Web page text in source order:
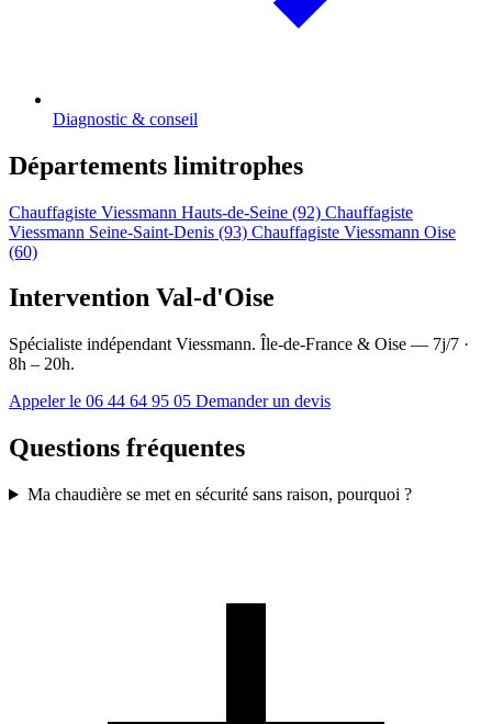
Diagnostic & conseil
Départements limitrophes
Chauffagiste Viessmann Hauts-de-Seine (92) Chauffagiste
Viessmann Seine-Saint-Denis (93) Chauffagiste Viessmann Oise
(60)
Intervention Val-d'Oise
Spécialiste indépendant Viessmann. Île-de-France & Oise — 7j/7 ·
8h – 20h.
Appeler le 06 44 64 95 05 Demander un devis
Questions fréquentes
Ma chaudière se met en sécurité sans raison, pourquoi ?